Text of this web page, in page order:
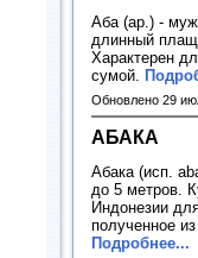
Аба (ар.) -
длинный плащ
Характерен
сумой.
Обновлено 29
АБАКА
Абака (исп.
до 5 метров.
Индонезии
полученное
Подробнее...